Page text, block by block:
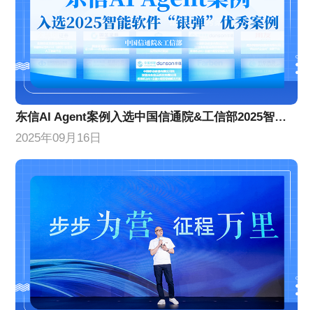
东信AI Agent案例入选中国信通院&工信部2025智能软件银弹优秀案例
2025年09月16日